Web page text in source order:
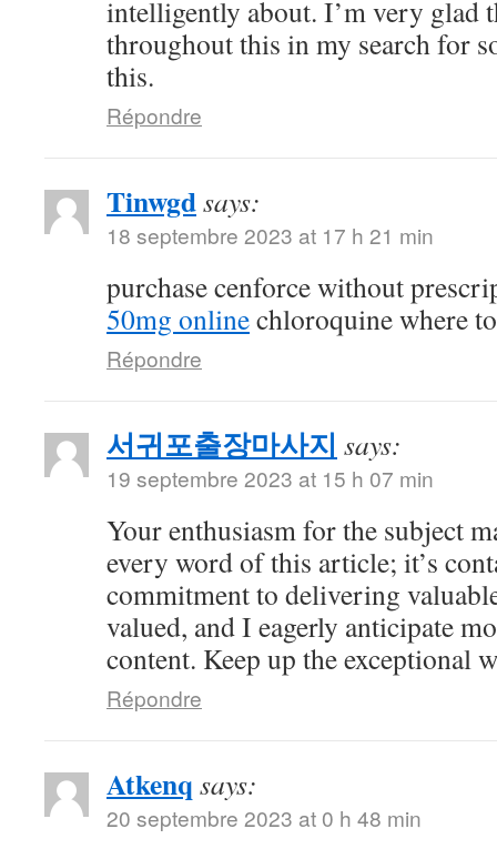
intelligently about. I’m very glad
throughout this in my search for
this.
Répondre
Tinwgdsays:
18 septembre 2023 at 17 h 21 min
purchase cenforce without
50mg onlinechloroquine where
Répondre
서귀포출장마사지 says:
19 septembre 2023 at 15 h 07 min
Your enthusiasm for the subject
every word of this article; it’s
commitment to delivering
valued, and I eagerly anticipate
content. Keep up the exceptional
Répondre
Atkenq says:
20 septembre 2023 at 0 h 48 min